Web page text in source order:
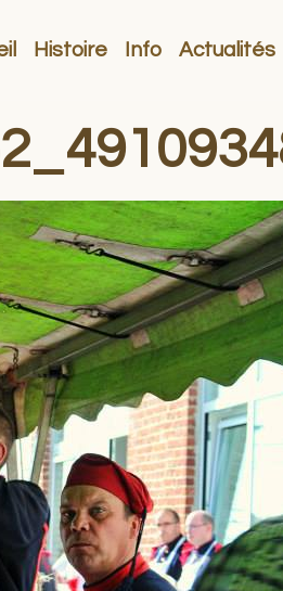
Histoire Info Actualités